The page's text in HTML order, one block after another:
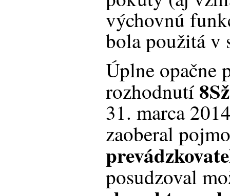
výchovnú
bola použitá v
Úplne opačne
rozhodnutí
31. marca
zaoberal
posudzoval